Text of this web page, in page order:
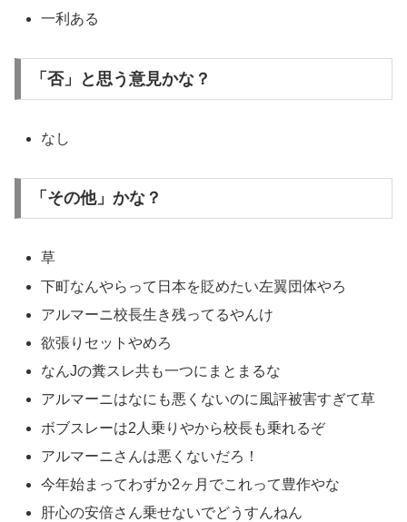
一利ある
「否」と思う意見かな？
なし
「その他」かな？
草
下町なんやらって日本を貶めたい左翼団体やろ
アルマーニ校長生き残ってるやんけ
欲張りセットやめろ
なんJの糞スレ共も一つにまとまるな
アルマーニはなにも悪くないのに風評被害すぎて草
ボブスレーは2人乗りやから校長も乗れるぞ
アルマーニさんは悪くないだろ！
今年始まってわずか2ヶ月でこれって豊作やな
肝心の安倍さん乗せないでどうすんねん